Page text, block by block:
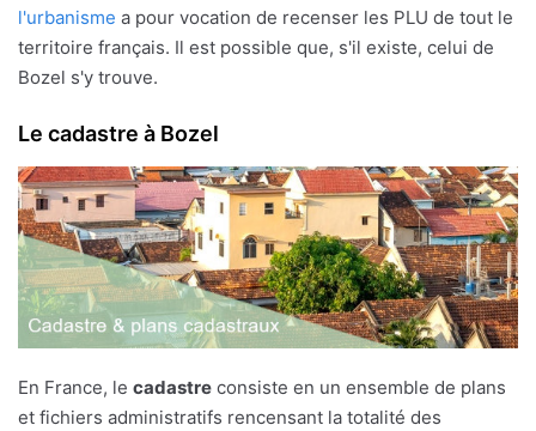
l'urbanisme a pour vocation de recenser les PLU de tout le
territoire français. Il est possible que, s'il existe, celui de
Bozel s'y trouve.
Le cadastre à Bozel
En France, le cadastre consiste en un ensemble de plans
et fichiers administratifs rencensant la totalité des